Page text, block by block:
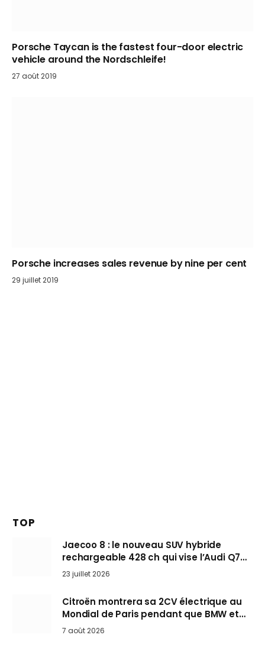
Porsche Taycan is the fastest four-door electric
vehicle around the Nordschleife!
27 août 2019
Porsche increases sales revenue by nine per cent
29 juillet 2019
TOP
Jaecoo 8 : le nouveau SUV hybride
rechargeable 428 ch qui vise l’Audi Q7
arrive en Europe cet automne
23 juillet 2026
Citroën montrera sa 2CV électrique au
Mondial de Paris pendant que BMW et
Mini désertent le salon
7 août 2026